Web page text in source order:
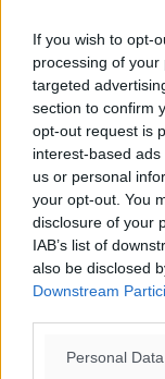
If you wish to opt-
processing of
targeted
section to confirm
opt-out request is
interest-based
us or personal
your opt-out. You
disclosure of your
IAB’s list of
also be disclosed
Downstream
Personal